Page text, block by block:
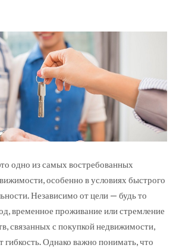
одно из самых востребованных
особенно в условиях быстрого
Независимо от цели — будь то
временное проживание или стремление
связанных с покупкой недвижимости,
гибкость. Однако важно понимать, что